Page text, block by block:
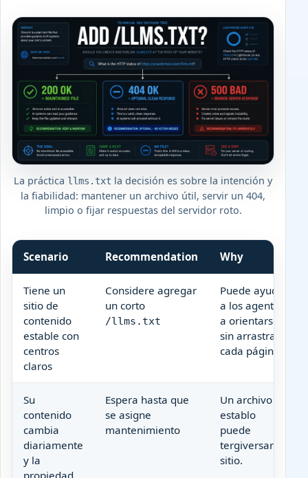
La práctica llms.txt la decisión es sobre la intención y
la fiabilidad: mantener un archivo útil, servir un 404,
limpio o fijar respuestas del servidor roto.
Scenario Recommendation Why
Tiene un
sitio de
contenido
estable con
centros
claros
Considere agregar
un corto
/llms.txt
Puede ayudar
a los agentes
a orientarse
sin arrastrar
cada página.
Su
contenido
cambia
diariamente
y la
propiedad
Espera hasta que
se asigne
mantenimiento
Un archivo de
establo
puede
tergiversar el
sitio.